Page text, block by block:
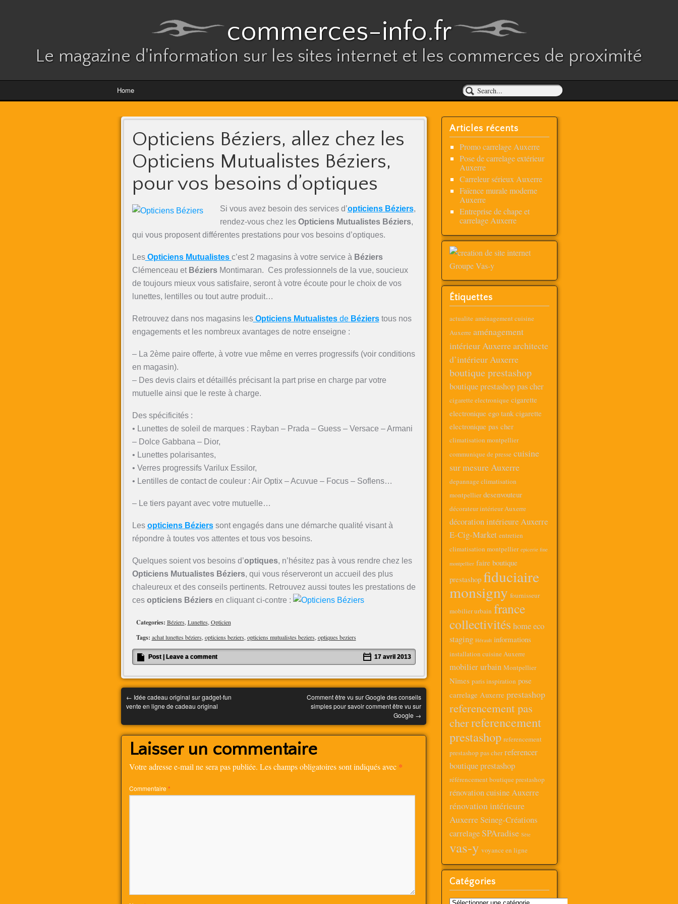
commerces-info.fr
Le magazine d'information sur les sites internet et les commerces de proximité
Home
Opticiens Béziers, allez chez les
Opticiens Mutualistes Béziers,
pour vos besoins d’optiques
Si vous avez besoin des services d’opticiens Béziers,
rendez-vous chez les Opticiens Mutualistes Béziers,
qui vous proposent différentes prestations pour vos besoins d’optiques.
LesOpticiens Mutualistes c’est 2 magasins à votre service à Béziers
Clémenceau et BéziersMontimaran. Ces professionnels de la vue, soucieux
de toujours mieux vous satisfaire, seront à votre écoute pour le choix de vos
lunettes, lentilles ou tout autre produit…
Retrouvez dans nos magasins lesOpticiens Mutualistesde Bézierstous nos
engagements et les nombreux avantages de notre enseigne :
– La 2ème paire offerte, à votre vue même en verres progressifs (voir conditions
en magasin).
– Des devis clairs et détaillés précisant la part prise en charge par votre
mutuelle ainsi que le reste à charge.
Des spécificités :
• Lunettes de soleil de marques : Rayban – Prada – Guess – Versace – Armani
– Dolce Gabbana – Dior,
• Lunettes polarisantes,
• Verres progressifs Varilux Essilor,
• Lentilles de contact de couleur : Air Optix – Acuvue – Focus – Soflens…
– Le tiers payant avec votre mutuelle…
Les opticiens Bézierssont engagés dans une démarche qualité visant à
répondre à toutes vos attentes et tous vos besoins.
Quelques soient vos besoins d’optiques, n’hésitez pas à vous rendre chez les
Opticiens Mutualistes Béziers, qui vous réserveront un accueil des plus
chaleureux et des conseils pertinents. Retrouvez aussi toutes les prestations de
ces opticiens Béziersen cliquant ci-contre :
Categories: Béziers, Lunettes, Opticien
Tags: achat lunettes béziers, opticiens beziers, opticiens mutualistes beziers, optiques beziers
Post Leave a comment 17 avril 2013
← Idée cadeau original sur gadget-fun
vente en ligne de cadeau original
Comment être vu sur Google des conseils
simples pour savoir comment être vu sur
Google →
Laisser un commentaire
Votre adresse e-mail ne sera pas publiée. Les champs obligatoires sont indiqués avec *
Commentaire *
Articles récents
Promo carrelage Auxerre
Pose de carrelage extérieur
Auxerre
Carreleur sérieux Auxerre
Faïence murale moderne
Auxerre
Entreprise de chape et
carrelage Auxerre
Étiquettes
actualite aménagement cuisine
Auxerre aménagement
intérieur Auxerrearchitecte
d’intérieur Auxerre
boutique prestashop
boutique prestashop pas cher
cigarette electronique cigarette
electronique ego tank cigarette
electronique pas cher
climatisation montpellier
communique de presse cuisine
sur mesure Auxerre
depannage climatisation
montpellier desenvouteur
décorateur intérieur Auxerre
décoration intérieure Auxerre
E-Cig-Market entretien
climatisation montpellier epicerie fine
montpellier faire boutique
prestashop fiduciaire
monsigny fournisseur
mobilier urbain france
collectivités home eco
staging Hérault informations
installation cuisine Auxerre
mobilier urbain Montpellier
Nîmes paris inspiration pose
carrelage Auxerre prestashop
referencement pas
cherreferencement
prestashop referencement
prestashop pas cher referencer
boutique prestashop
référencement boutique prestashop
rénovation cuisine Auxerre
rénovation intérieure
Auxerre Seineg-Créations
carrelage SPAradise Sète
vas-y voyance en ligne
Catégories